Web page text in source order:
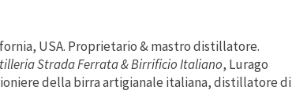
USA. Proprietario & mastro distillatore.
Strada Ferrata & Birrificio Italiano, Lurago
della birra artigianale italiana, distillatore di